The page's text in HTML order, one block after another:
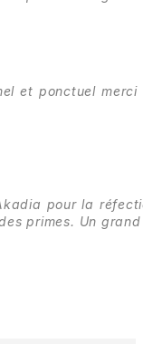
et ponctuel
pour la
primes. Un